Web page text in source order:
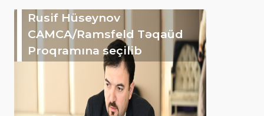
Rusif Hüseynov
CAMCA/Ramsfeld Təqaüd
Proqramına seçilib